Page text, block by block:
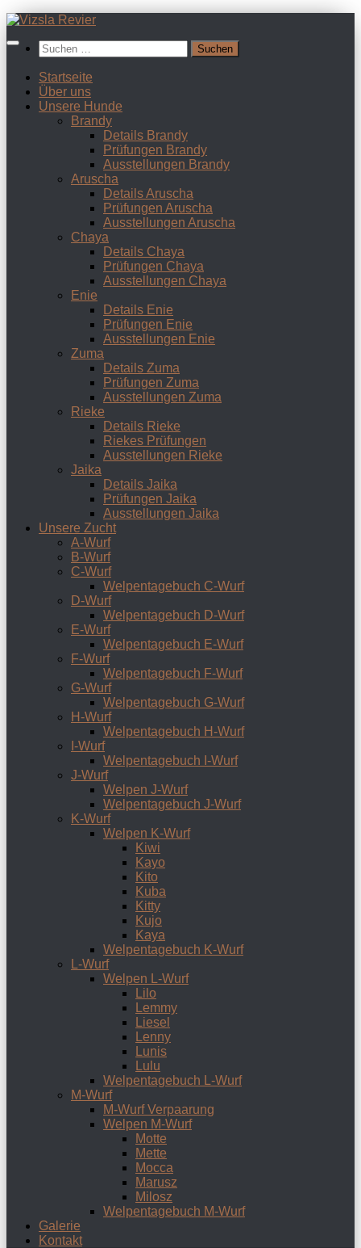
Zum
springenSuchen
nach:
Startseite
Über uns
Unsere Hunde
Brandy
Details Brandy
Prüfungen Brandy
Ausstellungen Brandy
Aruscha
Details Aruscha
Prüfungen Aruscha
Ausstellungen Aruscha
Chaya
Details Chaya
Prüfungen Chaya
Ausstellungen Chaya
Enie
Details Enie
Prüfungen Enie
Ausstellungen Enie
Zuma
Details Zuma
Prüfungen Zuma
Ausstellungen Zuma
Rieke
Details Rieke
Riekes Prüfungen
Ausstellungen Rieke
Jaika
Details Jaika
Prüfungen Jaika
Ausstellungen Jaika
Unsere Zucht
A-Wurf
B-Wurf
C-Wurf
Welpentagebuch C-Wurf
D-Wurf
Welpentagebuch D-Wurf
E-Wurf
Welpentagebuch E-Wurf
F-Wurf
Welpentagebuch F-Wurf
G-Wurf
Welpentagebuch G-Wurf
H-Wurf
Welpentagebuch H-Wurf
I-Wurf
Welpentagebuch I-Wurf
J-Wurf
Welpen J-Wurf
Welpentagebuch J-Wurf
K-Wurf
Welpen K-Wurf
Kiwi
Kayo
Kito
Kuba
Kitty
Kujo
Kaya
Welpentagebuch K-Wurf
L-Wurf
Welpen L-Wurf
Lilo
Lemmy
Liesel
Lenny
Lunis
Lulu
Welpentagebuch L-Wurf
M-Wurf
M-Wurf Verpaarung
Welpen M-Wurf
Motte
Mette
Mocca
Marusz
Milosz
Welpentagebuch M-Wurf
Galerie
Kontakt